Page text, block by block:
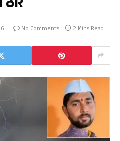
No Comments 2 Mins Read